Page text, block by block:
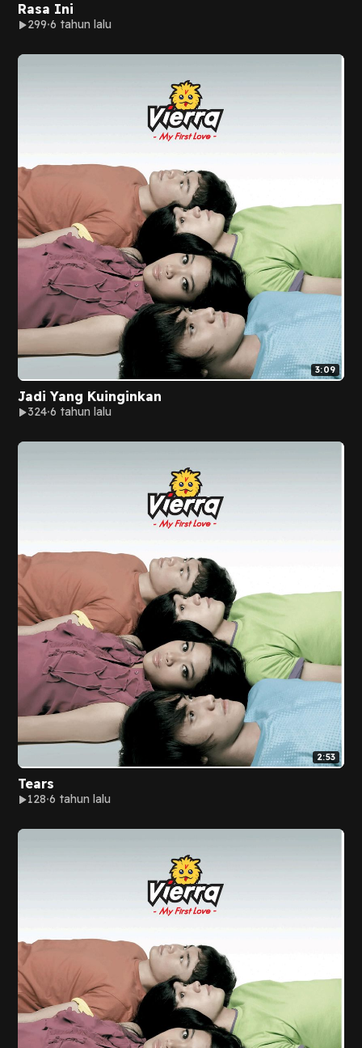
Rasa Ini
299 6 tahun lalu
3:09
Jadi Yang Kuinginkan
324 6 tahun lalu
2:53
Tears
128 6 tahun lalu